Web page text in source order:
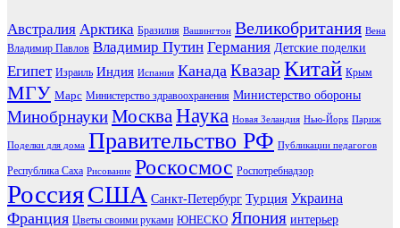
Австралия Арктика Бразилия Вашингтон Великобритания Вена
Владимир Павлов Владимир Путин Германия Детские поделки
Египет Израиль Индия Испания Канада Квазар Китай Крым
МГУ Марс Министерство здравоохранения Министерство обороны
МинобрнаукиМоскваНаука Новая Зеландия Нью-Йорк Париж
Поделки для дома Правительство РФ Публикации педагогов
Республика Саха Рисование Роскосмос Роспотребнадзор
РоссияСША Санкт-Петербург Турция Украина
Франция Цветы своими руками ЮНЕСКО Япония интерьер